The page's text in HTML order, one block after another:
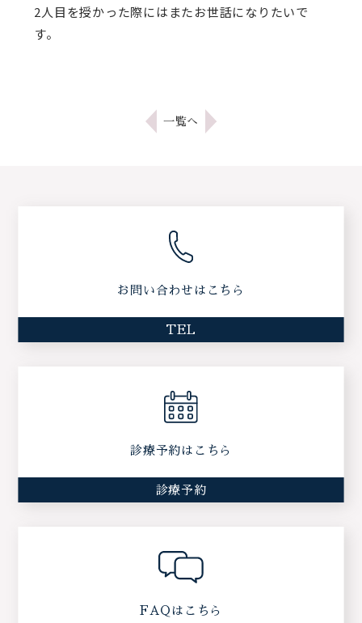
2人目を授かった際にはまたお世話になりたいで
す。
一覧へ
お問い合わせはこちら
TEL
診療予約はこちら
診療予約
FAQはこちら